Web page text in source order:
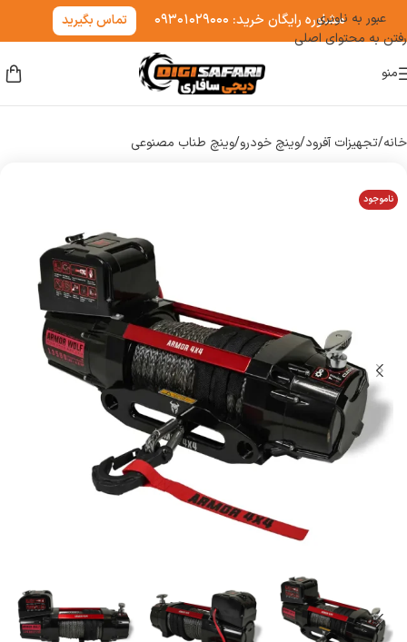
عبور به ناوبری
رفتن به محتوای اصلی
مشاوره رایگان خرید: ۰۹۳۰۱۰۲۹۰۰۰ تماس بگیرید
منو
خانه/تجهیزات آفرود/وینچ خودرو/وینچ طناب مصنوعی
ناموجود